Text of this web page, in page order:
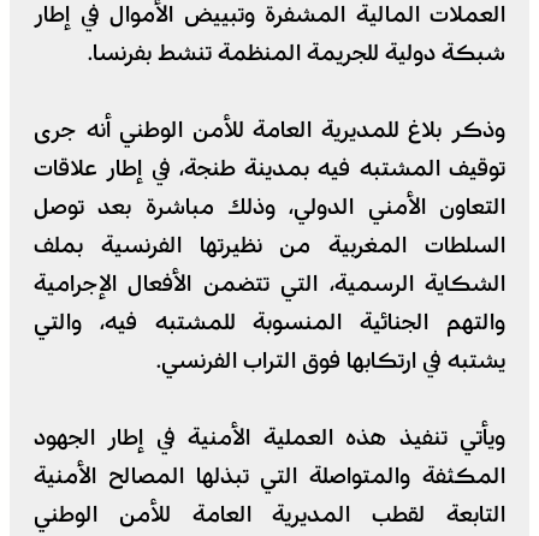
العملات المالية المشفرة وتبييض الأموال في إطار
شبكة دولية للجريمة المنظمة تنشط بفرنسا.
وذكر بلاغ للمديرية العامة للأمن الوطني أنه جرى
توقيف المشتبه فيه بمدينة طنجة، في إطار علاقات
التعاون الأمني الدولي، وذلك مباشرة بعد توصل
السلطات المغربية من نظيرتها الفرنسية بملف
الشكاية الرسمية، التي تتضمن الأفعال الإجرامية
والتهم الجنائية المنسوبة للمشتبه فيه، والتي
يشتبه في ارتكابها فوق التراب الفرنسي.
ويأتي تنفيذ هذه العملية الأمنية في إطار الجهود
المكثفة والمتواصلة التي تبذلها المصالح الأمنية
التابعة لقطب المديرية العامة للأمن الوطني